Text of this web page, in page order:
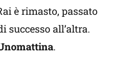
è rimasto, passato
successo all’altra.
.